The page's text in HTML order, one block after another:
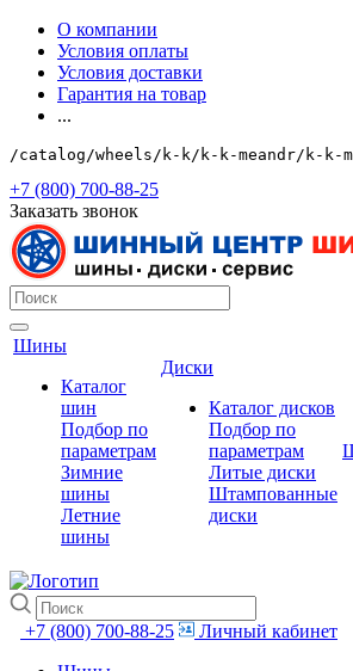
О компании
Условия оплаты
Условия доставки
Гарантия на товар
...
/catalog/wheels/k-k/k-k-meandr/k-k-
+7 (800) 700-88-25
Заказать звонок
Шины
Каталог
шин
Подбор по
параметрам
Зимние
шины
Летние
шины
Диски
Каталог дисков
Подбор по
параметрам
Литые диски
Штампованные
диски
+7 (800) 700-88-25
Личный кабинет